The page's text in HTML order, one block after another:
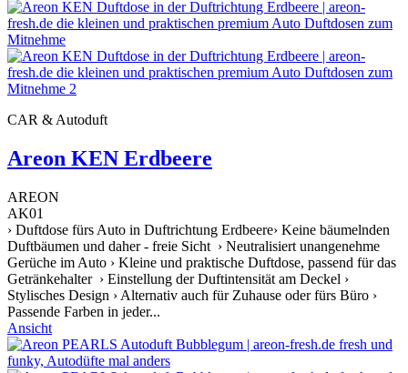
CAR & Autoduft
Areon KEN Erdbeere
AREON
AK01
› Duftdose fürs Auto in Duftrichtung Erdbeere› Keine bäumelnden
Duftbäumen und daher - freie Sicht › Neutralisiert unangenehme
Gerüche im Auto › Kleine und praktische Duftdose, passend für das
Getränkehalter › Einstellung der Duftintensität am Deckel ›
Stylisches Design › Alternativ auch für Zuhause oder fürs Büro ›
Passende Farben in jeder...
Ansicht